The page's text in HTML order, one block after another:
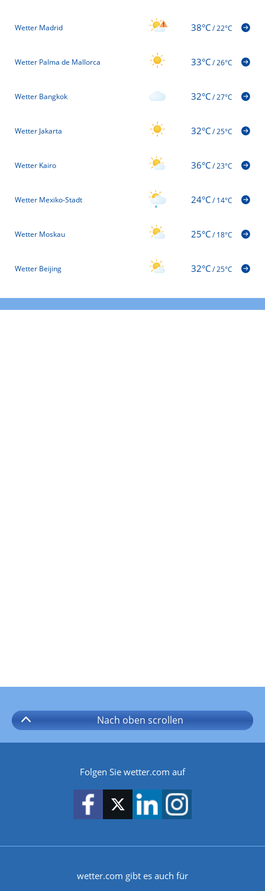
Wetter Madrid 38°C/22°C
Wetter Palma de Mallorca 33°C/26°C
Wetter Bangkok 32°C/27°C
Wetter Jakarta 32°C/25°C
Wetter Kairo 36°C/23°C
Wetter Mexiko-Stadt 24°C/14°C
Wetter Moskau 25°C/18°C
Wetter Beijing 32°C/25°C
Nach oben scrollen
Folgen Sie wetter.com auf
wetter.com gibt es auch für